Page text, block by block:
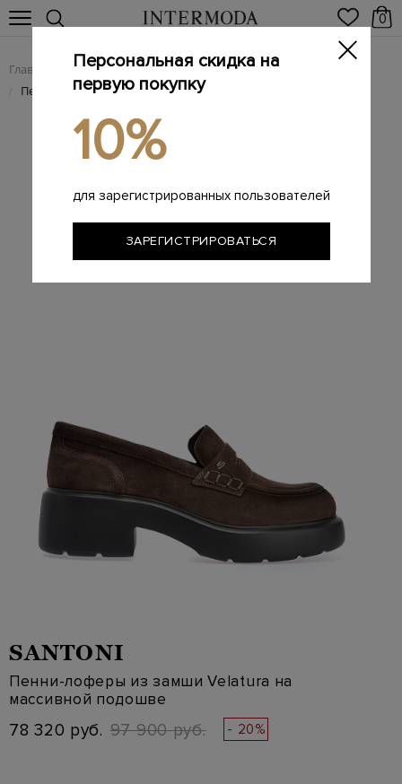
0
Главная Женщинам / Женская обувь / Лоферы женские
/ Пенни-лоферы из замши Velatura на массивной подошве
SANTONI
Пенни-лоферы из замши Velatura на
массивной подошве
78 320 руб. 97 900 руб. - 20%
Персональная скидка на
первую покупку
10%
для зарегистрированных пользователей
ЗАРЕГИСТРИРОВАТЬСЯ